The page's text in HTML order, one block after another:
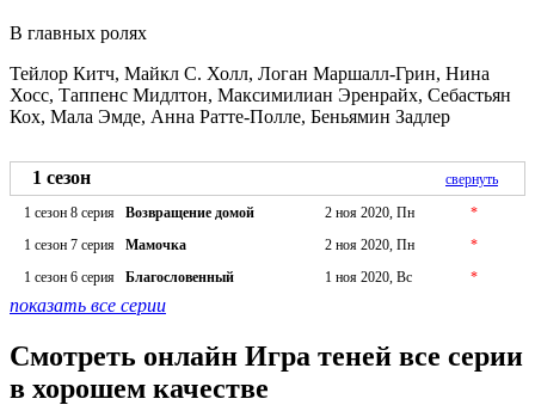
В главных ролях
Тейлор Китч, Майкл С. Холл, Логан Маршалл-Грин, Нина
Хосс, Таппенс Мидлтон, Максимилиан Эренрайх, Себастьян
Кох, Мала Эмде, Анна Ратте-Полле, Беньямин Задлер
1 сезон
свернуть
1 сезон 8 серия
Возвращение домой 2 ноя 2020, Пн
*
1 сезон 7 серия
Мамочка 2 ноя 2020, Пн
*
1 сезон 6 серия
Благословенный 1 ноя 2020, Вс *
показать все серии
Смотреть онлайн Игра теней все серии
в хорошем качестве